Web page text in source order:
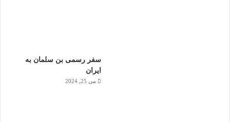
سفر رسمی بن سلمان به
ایران
می 25, 2024